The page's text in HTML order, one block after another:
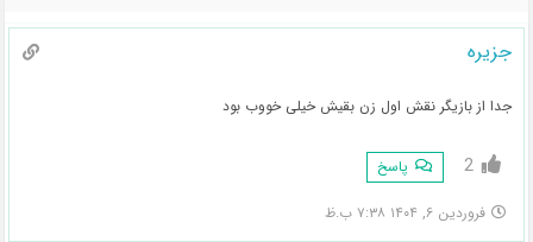
جزیره
جدا از بازیگر نقش اول زن بقیش خیلی خووب بود
2 پاسخ
فروردین ۶, ۱۴۰۴ ۷:۳۸ ب.ظ